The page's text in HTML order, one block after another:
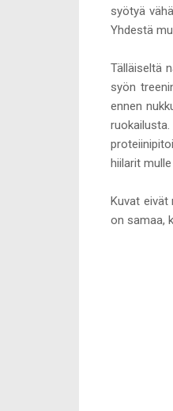
syötyä
Yhdestä
Tälläiseltä
syön
ennen
hiilarit
Kuvat eivät
on samaa,